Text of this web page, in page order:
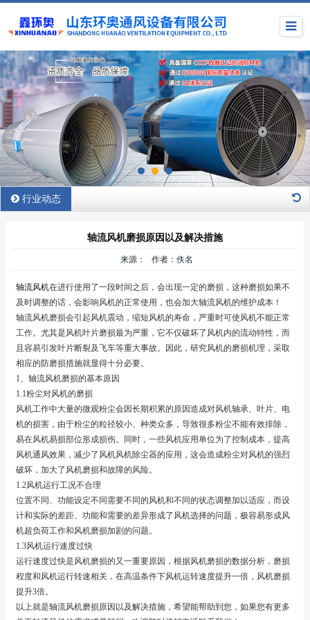
行业动态
轴流风机磨损原因以及解决措施
来源： 作者：佚名
轴流风机在进行使用了一段时间之后，会出现一定的磨损，这种磨损如果不
及时调整的话，会影响风机的正常使用，也会加大轴流风机的维护成本！
轴流风机磨损会引起风机震动，缩短风机的寿命，严重时可使风机不能正常
工作。尤其是风机叶片磨损最为严重，它不仅破坏了风机内的流动特性，而
且容易引发叶片断裂及飞车等重大事故。因此，研究风机的磨损机理，采取
相应的防磨损措施就显得十分必要。
1、轴流风机磨损的基本原因
1.1粉尘对风机的磨损
风机工作中大量的微观粉尘会因长期积累的原因造成对风机轴承、叶片、电
机的损害，由于粉尘的粒径较小、种类众多，导致很多粉尘不能有效排除，
易在风机易损部位形成损伤。同时，一些风机应用单位为了控制成本，提高
风机通风效果，减少了风机风机除尘器的应用，这会造成粉尘对风机的强烈
破坏，加大了风机磨损和故障的风险。
1.2风机运行工况不合理
位置不同、功能设定不同需要不同的风机和不同的状态调整加以适应，而设
计和实际的差距、功能和需要的差异形成了风机选择的问题，极容易形成风
机超负荷工作和风机磨损加剧的问题。
1.3风机运行速度过快
运行速度过快是风机磨损的又一重要原因，根据风机磨损的数据分析，磨损
程度和风机运行转速相关，在高温条件下风机运转速度提升一倍，风机磨损
提升3倍。
以上就是轴流风机磨损原因以及解决措施，希望能帮助到您，如果您有更多